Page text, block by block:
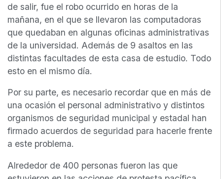
de salir, fue el robo ocurrido en horas de la
mañana, en el que se llevaron las computadoras
que quedaban en algunas oficinas administrativas
de la universidad. Además de 9 asaltos en las
distintas facultades de esta casa de estudio. Todo
esto en el mismo día.
Por su parte, es necesario recordar que en más de
una ocasión el personal administrativo y distintos
organismos de seguridad municipal y estadal han
firmado acuerdos de seguridad para hacerle frente
a este problema.
Alrededor de 400 personas fueron las que